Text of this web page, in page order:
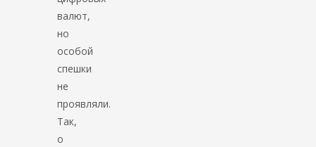
валют,
но
особой
спешки
не
проявляли.
Так,
о